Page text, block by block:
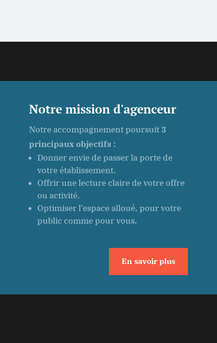
Notre mission d'agenceur
Notre accompagnement poursuit3
principaux objectifs :
Donner envie de passer la porte de
votre établissement.
Offrir une lecture claire de votre offre
ou activité.
Optimiser l'espace alloué, pour votre
public comme pour vous.
En savoir plus